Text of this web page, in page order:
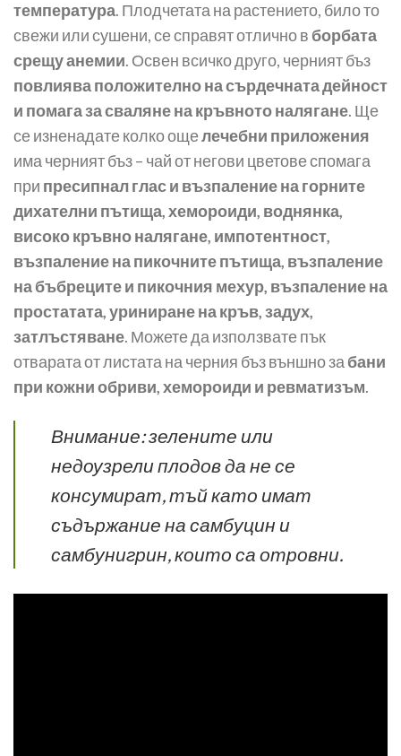
температура. Плодчетата на растението, било то
свежи или сушени, се справят отлично в борбата
срещу анемии. Освен всичко друго, черният бъз
повлиява положително на сърдечната дейност
и помага за сваляне на кръвното налягане. Ще
се изненадате колко ощелечебни приложения
има черният бъз – чай от негови цветове спомага
при пресипнал глас и възпаление на горните
дихателни пътища, хемороиди, воднянка,
високо кръвно налягане, импотентност,
възпаление на пикочните пътища, възпаление
на бъбреците и пикочния мехур, възпаление на
простатата, уриниране на кръв, задух,
затлъстяване. Можете да използвате пък
отварата от листата на черния бъз външно забани
при кожни обриви, хемороиди и ревматизъм.
Внимание: зелените или
недоузрели плодов да не се
консумират, тъй като имат
съдържание на самбуцин и
самбунигрин, които са отровни.